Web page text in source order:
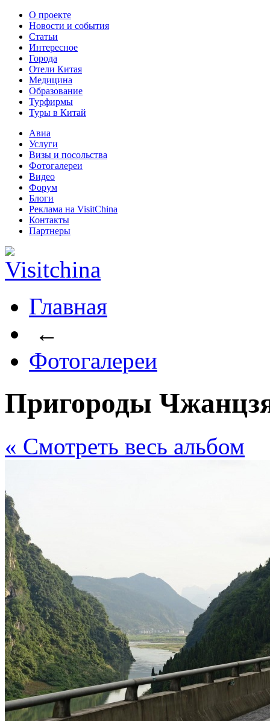
О проекте
Новости и события
Статьи
Интересное
Города
Отели Китая
Медицина
Образование
Турфирмы
Туры в Китай
Авиа
Услуги
Визы и посольства
Фотогалереи
Видео
Форум
Блоги
Реклама на VisitChina
Контакты
Партнеры
Главная
←
Фотогалереи
Пригороды
« Cмотреть весь альбом